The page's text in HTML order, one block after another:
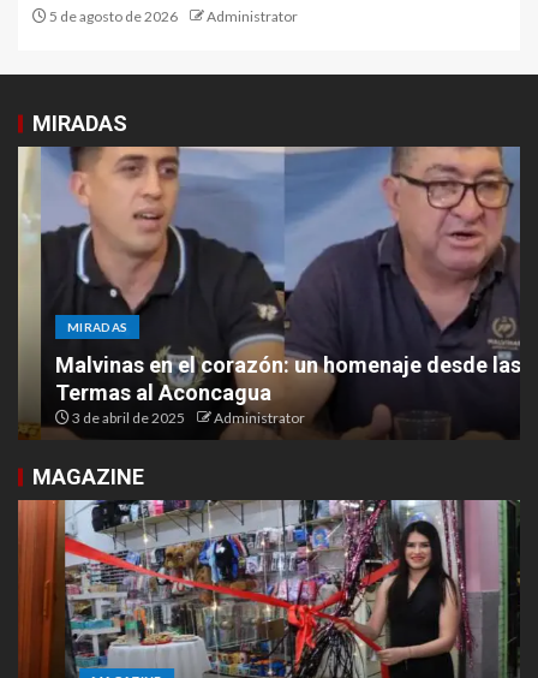
5 de agosto de 2026 Administrator
MIRADAS
MIRADAS
Malvinas en el corazón: un homenaje desde las
Termas al Aconcagua
3 de abril de 2025 Administrator
MAGAZINE